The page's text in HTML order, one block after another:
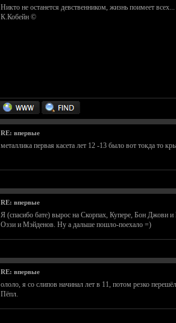
Никто не останется девственником, жизнь поимеет всех...
К.Кобейн ©
RE: впервые
металлика первая касета лет 12 -13 было вот токда то
RE: впервые
Я (спасибо бате) вырос на Скорпах, Купере, Бон Джови
Оззи и Мэйденов. Ну а дальше пошло-поехало =)
RE: впервые
ололо, я со слипов начинал лет в 11, потом резко
Пёпл.